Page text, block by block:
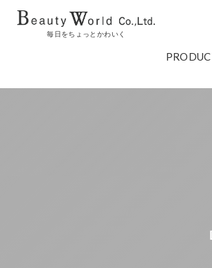
毎日をちょっとかわいく